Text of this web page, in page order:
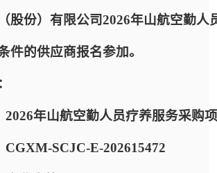
股份）有限公司2026年山航空勤
件的供应商报名参加。
2026年山航空勤人员疗养服务采购
CGXM-SCJC-E-202615472